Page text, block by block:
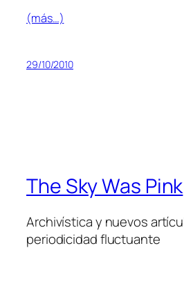
(más…)
29/10/2010
The Sky Was Pink
Archivística y nuevos
periodicidad fluctuante